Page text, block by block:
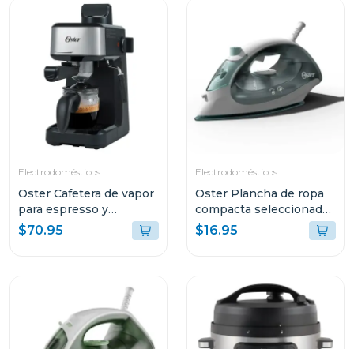
Electrodomésticos
Oster Cafetera de vapor
para espresso y
cappuccino capacidad
de 2 tazas stem3300
$70.95
Electrodomésticos
Oster Plancha de ropa
compacta seleccionador
de tela 5002
$16.95